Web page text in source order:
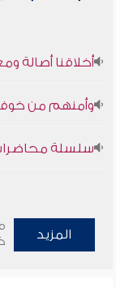
أخلاقنا أصالة
وأمنهم من خوف
سلسلة محاضرات
المزيد